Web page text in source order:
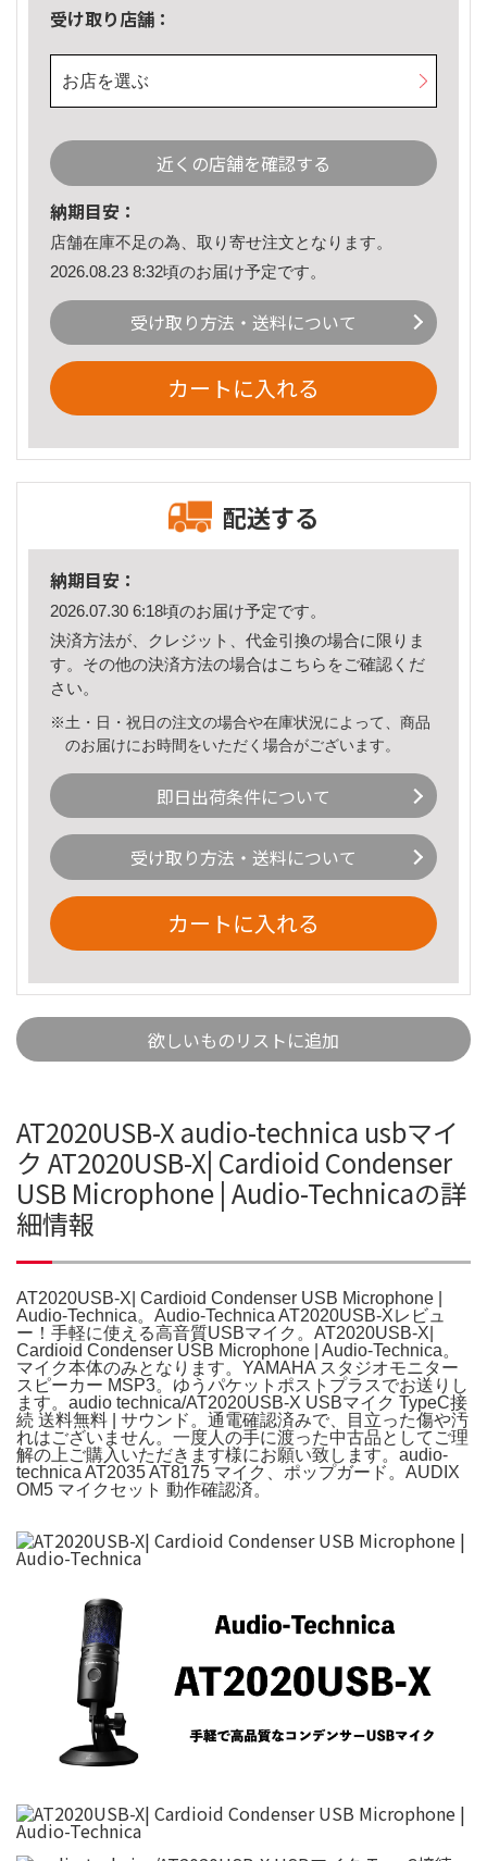
受け取り店舗：
お店を選ぶ
近くの店舗を確認する
納期目安：
店舗在庫不足の為、取り寄せ注文となります。
2026.08.23 8:32頃のお届け予定です。
受け取り方法・送料について
カートに入れる
配送する
納期目安：
2026.07.30 6:18頃のお届け予定です。
決済方法が、クレジット、代金引換の場合に限りま
す。その他の決済方法の場合はこちら をご確認くだ
さい。
※土・日・祝日の注文の場合や在庫状況によって、商品
のお届けにお時間をいただく場合がございます。
即日出荷条件について
受け取り方法・送料について
カートに入れる
欲しいものリストに追加
AT2020USB-X audio-technica usbマイ
ク AT2020USB-X| Cardioid Condenser
USB Microphone | Audio-Technicaの詳
細情報
AT2020USB-X| Cardioid Condenser USB Microphone |
Audio-Technica。Audio-Technica AT2020USB-Xレビュ
ー！手軽に使える高音質USBマイク。AT2020USB-X|
Cardioid Condenser USB Microphone | Audio-Technica。
マイク本体のみとなります。YAMAHA スタジオモニター
スピーカー MSP3。ゆうパケットポストプラスでお送りし
ます。audio technica/AT2020USB-X USBマイク TypeC接
続 送料無料 | サウンド。通電確認済みで、目立った傷や汚
れはございません。一度人の手に渡った中古品としてご理
解の上ご購入いただきます様にお願い致します。audio-
technica AT2035 AT8175 マイク、ポップガード。AUDIX
OM5 マイクセット 動作確認済。